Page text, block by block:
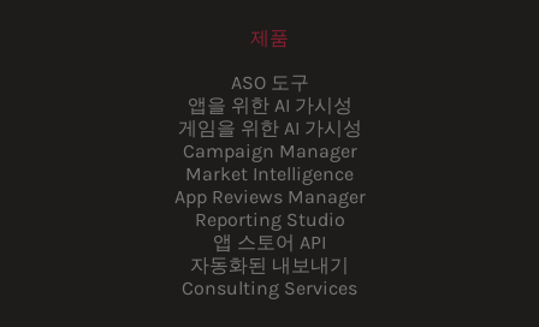
제품
ASO 도구
앱을 위한 AI 가시성
게임을 위한 AI 가시성
Campaign Manager
Market Intelligence
App Reviews Manager
Reporting Studio
앱 스토어 API
자동화된 내보내기
Consulting Services